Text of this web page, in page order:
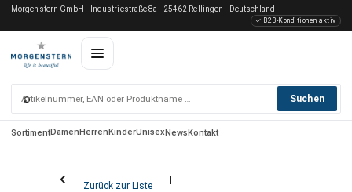
Morgenstern GmbH · Industriestraße 8a · 25462 Rellingen · Deutschland
✓ B2B-Konditionen aktiv
⌕ Suchen
SortimentDamenHerrenKinderUnisexNewsKontakt
Zurück zur Liste